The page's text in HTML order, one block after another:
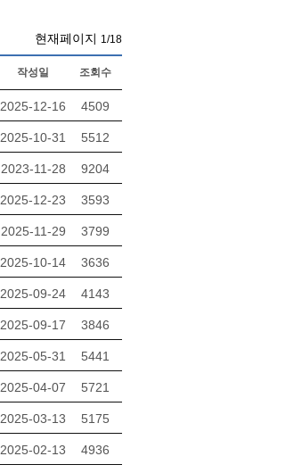
현재페이지 1/18
작성일 조회수
2025-12-16 4509
2025-10-31 5512
2023-11-28 9204
2025-12-23 3593
2025-11-29 3799
2025-10-14 3636
2025-09-24 4143
2025-09-17 3846
2025-05-31 5441
2025-04-07 5721
2025-03-13 5175
2025-02-13 4936